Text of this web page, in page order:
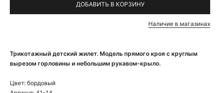
Трикотажный детский жилет. Модель прямого кроя с круглым
вырезом горловины и небольшим рукавом-крыло.
Цвет: бордовый
ДОБАВИТЬ В КОРЗИНУ
Наличие в магазинах